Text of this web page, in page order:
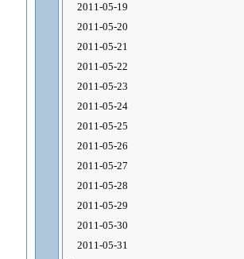
2011-05-19
2011-05-20
2011-05-21
2011-05-22
2011-05-23
2011-05-24
2011-05-25
2011-05-26
2011-05-27
2011-05-28
2011-05-29
2011-05-30
2011-05-31